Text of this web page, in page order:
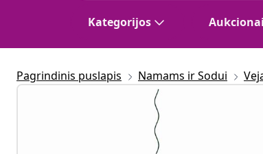
Kategorijos Aukcionai
Pagrindinis puslapis Namams ir Sodui